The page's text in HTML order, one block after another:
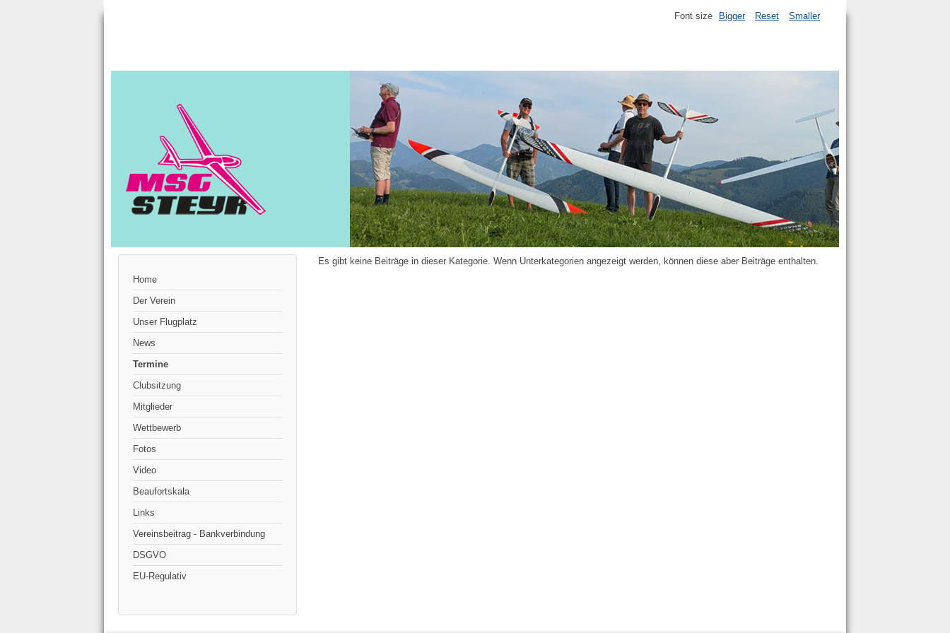
Font size Bigger Reset Smaller
Home
Der Verein
Unser Flugplatz
News
Termine
Clubsitzung
Mitglieder
Wettbewerb
Fotos
Video
Beaufortskala
Links
Vereinsbeitrag - Bankverbindung
DSGVO
EU-Regulativ
Es gibt keine Beiträge in dieser Kategorie. Wenn Unterkategorien angezeigt werden, können diese aber Beiträge enthalten.